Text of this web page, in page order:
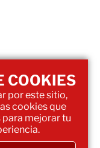
COOKIES
por este sitio,
cookies que
mejorar tu